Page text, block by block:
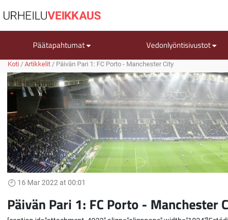
Päätapahtumat Vedonlyöntisivustot
Koti / Artikkelit / Päivän Pari 1: FC Porto - Manchester City
16 Mar 2022 at 00:01
Päivän Pari 1: FC Porto - Manchester